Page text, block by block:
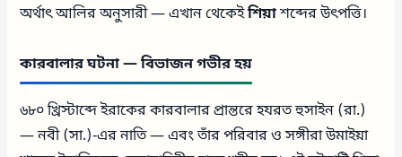
অর্থাৎ আলির অনুসারী — এখান থেকেইশিয়াশব্দের উৎপত্তি।
কারবালার ঘটনা — বিভাজন গভীর হয়
৬৮০ খ্রিস্টাব্দে ইরাকের কারবালার প্রান্তরে হযরত হুসাইন (রা.)
— নবী (সা.)-এর নাতি — এবং তাঁর পরিবার ও সঙ্গীরা উমাইয়া